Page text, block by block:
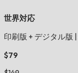
世界対応
印刷版 + デジタル版
$79